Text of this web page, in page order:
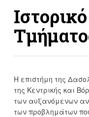
Η επιστήμη της
της Κεντρικής και
των αυξανόμενων
των προβλημάτων